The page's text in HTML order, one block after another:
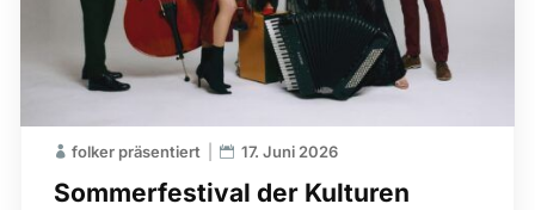
Sommerfestival der Kulturen
folker präsentiert 17. Juni 2026